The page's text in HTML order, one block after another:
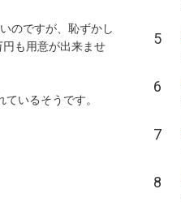
のですが、恥ずかし
も用意が出来ませ
いるそうです。
5
6
7
8